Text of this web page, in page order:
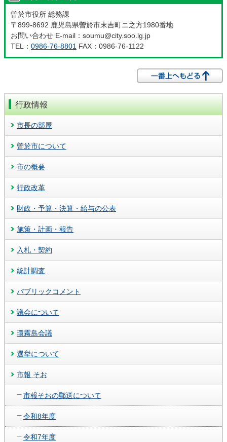
曽於市役所 総務課
〒899-8692 鹿児島県曽於市末吉町ニ之方1980番地
お問い合わせ E-mail：soumu@city.soo.lg.jp
TEL： 0986-76-8801 FAX：0986-76-1122
行政情報
市長の部屋
曽於市について
市の概要
行政改革
財政・予算・決算・給与の公表
施策・計画・報告
入札・契約
統計調査
パブリックコメント
議会について
環霧島会議
選挙について
市報 そお
市報そおの郵送について
令和8年度
令和7年度